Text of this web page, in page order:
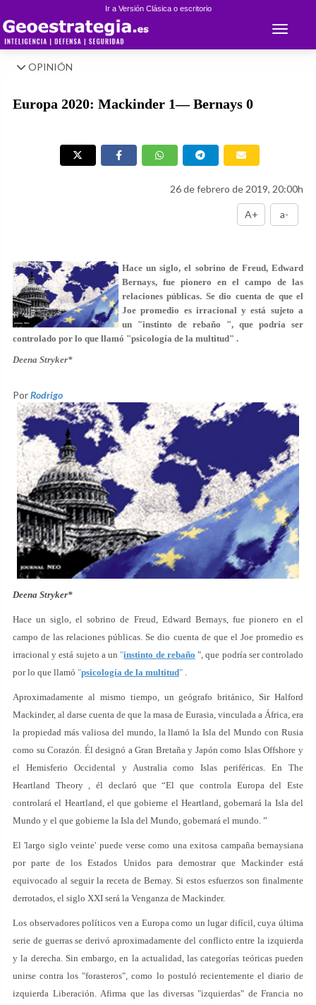
Ir a Versión Clásica o escritorio
Toggle
OPINIÓN
Europa 2020: Mackinder 1— Bernays 0
26 de febrero de 2019, 20:00h
A+ a-
Hace un siglo, el sobrino de Freud, Edward
Bernays, fue pionero en el campo de las
relaciones públicas. Se dio cuenta de que el
Joe promedio es irracional y está sujeto a
un "instinto de rebaño ", que podría ser
controlado por lo que llamó "psicología de la multitud" .
Deena Stryker*
PorRodrigo
Deena Stryker*
Hace un siglo, el sobrino de Freud, Edward Bernays, fue pionero en el
campo de las relaciones públicas. Se dio cuenta de que el Joe promedio es
irracional y está sujeto a un"instinto de rebaño ", que podría ser controlado
por lo que llamó "psicología de la multitud" .
Aproximadamente al mismo tiempo, un geógrafo británico, Sir Halford
Mackinder, al darse cuenta de que la masa de Eurasia, vinculada a África, era
la propiedad más valiosa del mundo, la llamó la Isla del Mundo con Rusia
como su Corazón. Él designó a Gran Bretaña y Japón como Islas Offshore y
el Hemisferio Occidental y Australia como Islas periféricas. En The
Heartland Theory , él declaró que “El que controla Europa del Este
controlará el Heartland, el que gobierne el Heartland, gobernará la Isla del
Mundo y el que gobierne la Isla del Mundo, gobernará el mundo. ”
El 'largo siglo veinte' puede verse como una exitosa campaña bernaysiana
por parte de los Estados Unidos para demostrar que Mackinder está
equivocado al seguir la receta de Bernay. Si estos esfuerzos son finalmente
derrotados, el siglo XXI será la Venganza de Mackinder.
Los observadores políticos ven a Europa como un lugar difícil, cuya última
serie de guerras se derivó aproximadamente del conflicto entre la izquierda
y la derecha. Sin embargo, en la actualidad, las categorías teóricas pueden
unirse contra los "forasteros", como lo postuló recientemente el diario de
izquierda Liberación. Afirma que las diversas "izquierdas" de Francia no